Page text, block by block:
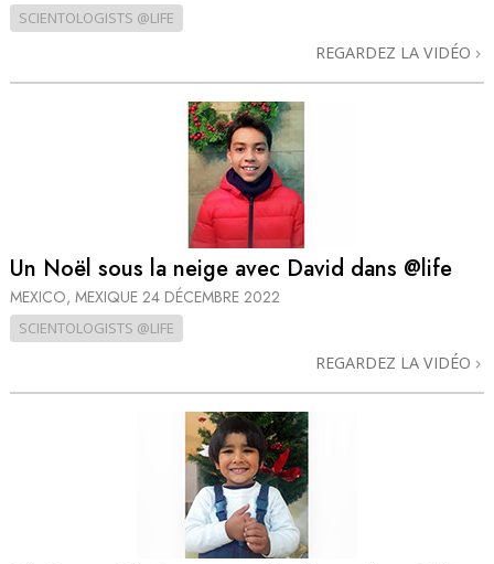
SCIENTOLOGISTS @LIFE
REGARDEZ LA VIDÉO
Un Noël sous la neige avec David dans @life
MEXICO, MEXIQUE 24 DÉCEMBRE 2022
SCIENTOLOGISTS @LIFE
REGARDEZ LA VIDÉO